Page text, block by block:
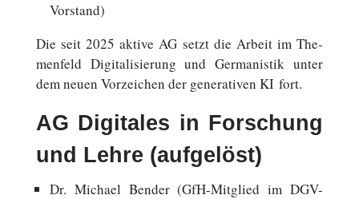
Vorstand)
Die seit 2025 aktive AG setzt die Arbeit im The­
men­feld Di­gi­ta­li­sie­rung und Ger­ma­nis­tik unter
dem neuen Vor­zei­chen der ge­ne­ra­ti­ven KI fort.
AG Digitales in Forschung
und Lehre (aufgelöst)
Dr. Michael Bender (GfH-Mitglied im DGV-